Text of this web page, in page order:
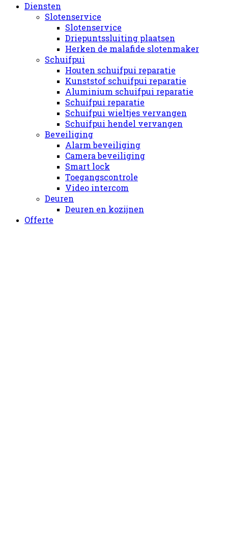
Diensten
Slotenservice
Slotenservice
Driepuntssluiting plaatsen
Herken de malafide slotenmaker
Schuifpui
Houten schuifpui reparatie
Kunststof schuifpui reparatie
Aluminium schuifpui reparatie
Schuifpui reparatie
Schuifpui wieltjes vervangen
Schuifpui hendel vervangen
Beveiliging
Alarm beveiliging
Camera beveiliging
Smart lock
Toegangscontrole
Video intercom
Deuren
Deuren en kozijnen
Offerte